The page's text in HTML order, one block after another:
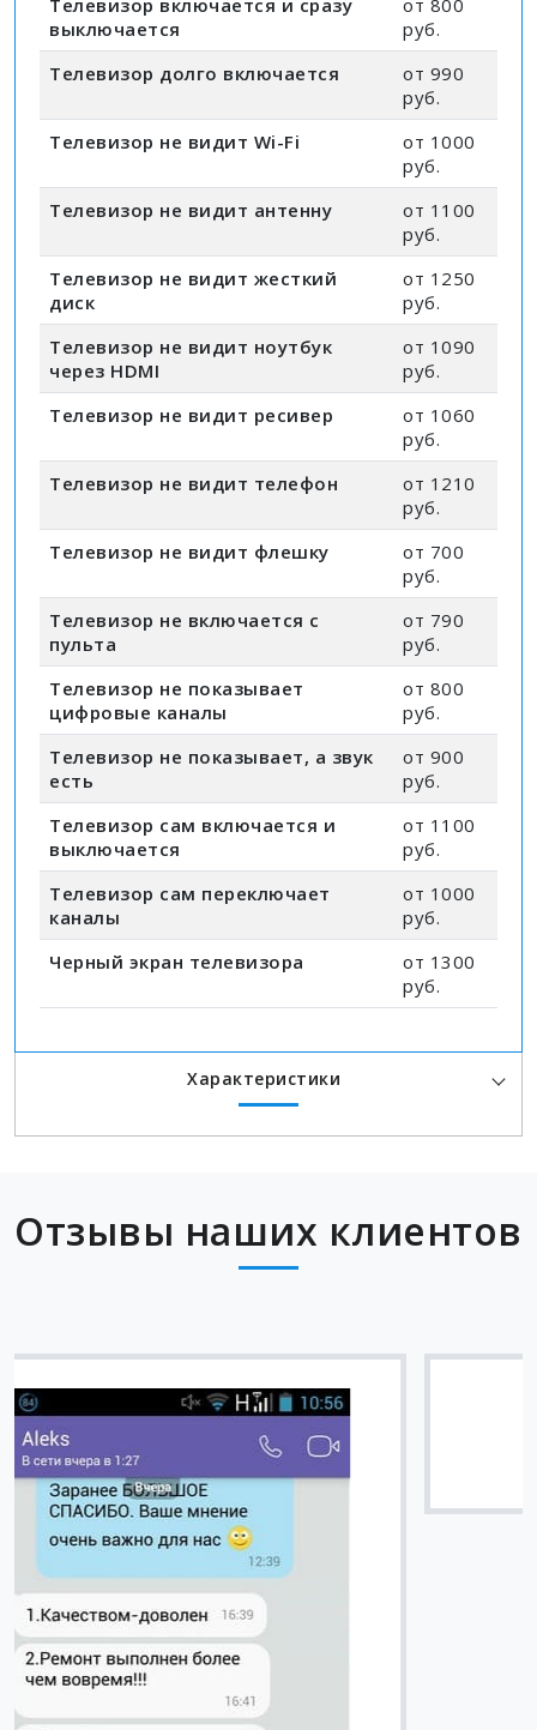
Телевизор включается и сразу
выключается
от 800
руб.
Телевизор долго включается
от 990
руб.
Телевизор не видит Wi-Fi
от 1000
руб.
Телевизор не видит антенну
от 1100
руб.
Телевизор не видит жесткий
диск
от 1250
руб.
Телевизор не видит ноутбук
через HDMI
от 1090
руб.
Телевизор не видит ресивер
от 1060
руб.
Телевизор не видит телефон
от 1210
руб.
Телевизор не видит флешку
от 700
руб.
Телевизор не включается с
пульта
от 790
руб.
Телевизор не показывает
цифровые каналы
от 800
руб.
Телевизор не показывает, а звук
есть
от 900
руб.
Телевизор сам включается и
выключается
от 1100
руб.
Телевизор сам переключает
каналы
от 1000
руб.
Черный экран телевизора
от 1300
руб.
Характеристики
Отзывы наших клиентов
Вячеслав